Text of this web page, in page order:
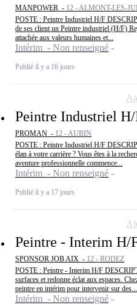
MANPOWER - 12 - ALMONT-LES-
POSTE : Peintre Industriel H/F
de ses client un Peintre industriel (H/F)
attachée aux valeurs humaines et...
Intérim - Non renseigné
Publié il y a 16 jours
Peintre Industriel
PROMAN - 12 - AUBIN
POSTE : Peintre Industriel H/F
élan à votre carrière ? Vous êtes à la
aventure professionnelle commence...
Intérim - Non renseigné
Publié il y a 17 jours
Peintre - Interim H/
SPONSOR JOB AIX - 12 - RODEZ
POSTE : Peintre - Interim H/F
surfaces et redonne éclat aux espaces.
peintre en intérim pour intervenir sur des...
Intérim - Non renseigné